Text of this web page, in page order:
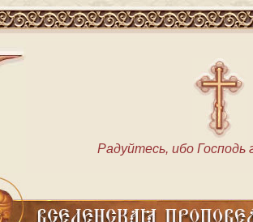
Радуйтесь, ибо Господь